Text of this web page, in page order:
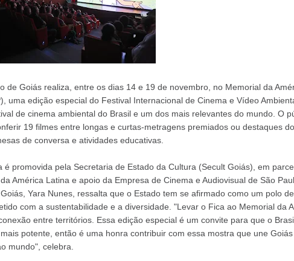
de Goiás realiza, entre os dias 14 e 19 de novembro, no Memorial da
uma edição especial do Festival Internacional de Cinema e Vídeo
de cinema ambiental do Brasil e um dos mais relevantes do mundo. O
19 filmes entre longas e curtas-metragens premiados ou destaques
de conversa e atividades educativas.
é promovida pela Secretaria de Estado da Cultura (Secult Goiás), em
América Latina e apoio da Empresa de Cinema e Audiovisual de São
Yara Nunes, ressalta que o Estado tem se afirmado como um polo
com a sustentabilidade e a diversidade. "Levar o Fica ao Memorial da
entre territórios. Essa edição especial é um convite para que o
potente, então é uma honra contribuir com essa mostra que une
mundo", celebra.